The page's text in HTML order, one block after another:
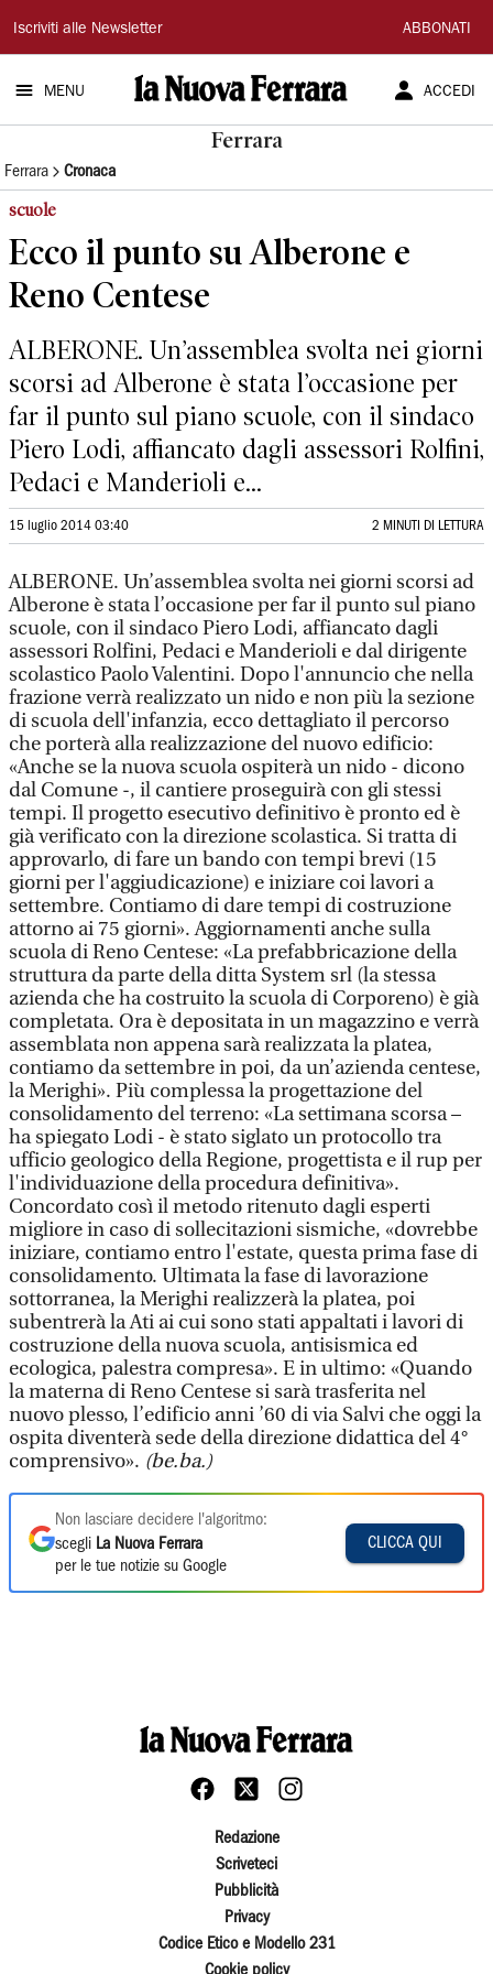
La
Nuova
Ferrara
Iscriviti alle Newsletter ABBONATI
MENU ACCEDI
Ferrara
Ferrara Cronaca
scuole
Ecco il punto su Alberone e
Reno Centese
ALBERONE. Un’assemblea svolta nei giorni
scorsi ad Alberone è stata l’occasione per
far il punto sul piano scuole, con il sindaco
Piero Lodi, affiancato dagli assessori Rolfini,
Pedaci e Manderioli e...
15 luglio 2014 03:40 2 MINUTI DI LETTURA
ALBERONE. Un’assemblea svolta nei giorni scorsi ad
Alberone è stata l’occasione per far il punto sul piano
scuole, con il sindaco Piero Lodi, affiancato dagli
assessori Rolfini, Pedaci e Manderioli e dal dirigente
scolastico Paolo Valentini. Dopo l'annuncio che nella
frazione verrà realizzato un nido e non più la sezione
di scuola dell'infanzia, ecco dettagliato il percorso
che porterà alla realizzazione del nuovo edificio:
«Anche se la nuova scuola ospiterà un nido - dicono
dal Comune -, il cantiere proseguirà con gli stessi
tempi. Il progetto esecutivo definitivo è pronto ed è
già verificato con la direzione scolastica. Si tratta di
approvarlo, di fare un bando con tempi brevi (15
giorni per l'aggiudicazione) e iniziare coi lavori a
settembre. Contiamo di dare tempi di costruzione
attorno ai 75 giorni». Aggiornamenti anche sulla
scuola di Reno Centese: «La prefabbricazione della
struttura da parte della ditta System srl (la stessa
azienda che ha costruito la scuola di Corporeno) è già
completata. Ora è depositata in un magazzino e verrà
assemblata non appena sarà realizzata la platea,
contiamo da settembre in poi, da un’azienda centese,
la Merighi». Più complessa la progettazione del
consolidamento del terreno: «La settimana scorsa –
ha spiegato Lodi - è stato siglato un protocollo tra
ufficio geologico della Regione, progettista e il rup per
l'individuazione della procedura definitiva».
Concordato così il metodo ritenuto dagli esperti
migliore in caso di sollecitazioni sismiche, «dovrebbe
iniziare, contiamo entro l'estate, questa prima fase di
consolidamento. Ultimata la fase di lavorazione
sottorranea, la Merighi realizzerà la platea, poi
subentrerà la Ati ai cui sono stati appaltati i lavori di
costruzione della nuova scuola, antisismica ed
ecologica, palestra compresa». E in ultimo: «Quando
la materna di Reno Centese si sarà trasferita nel
nuovo plesso, l’edificio anni ’60 di via Salvi che oggi la
ospita diventerà sede della direzione didattica del 4°
comprensivo». (be.ba.)
Non lasciare decidere l'algoritmo:
scegli La Nuova Ferrara
per le tue notizie su Google
CLICCA QUI
Redazione
Scriveteci
Pubblicità
Privacy
Codice Etico e Modello 231
Cookie policy